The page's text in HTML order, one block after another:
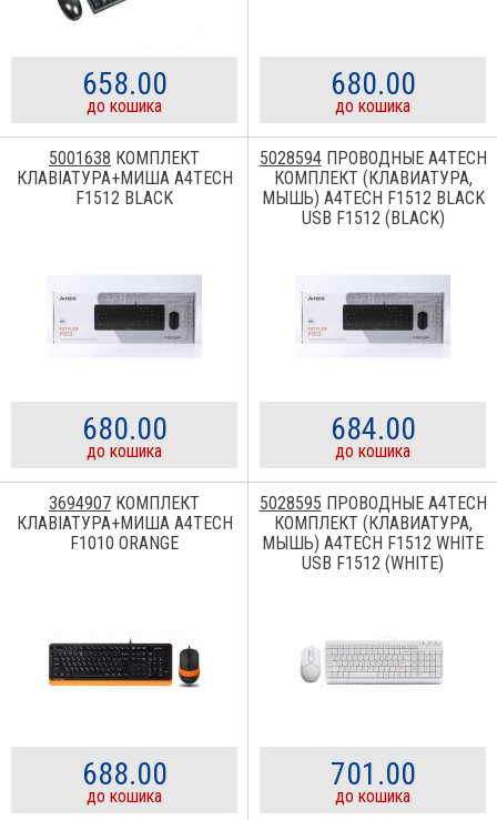
658.00
до кошика
680.00
до кошика
5001638 КОМПЛЕКТ
КЛАВІАТУРА+МИША A4TECH
F1512 BLACK
680.00
до кошика
5028594ПРОВОДНЫЕ A4TECH
КОМПЛЕКТ (КЛАВИАТУРА,
МЫШЬ) A4TECH F1512 BLACK
USB F1512 (BLACK)
684.00
до кошика
3694907 КОМПЛЕКТ
КЛАВІАТУРА+МИША A4TECH
F1010 ORANGE
688.00
до кошика
5028595 ПРОВОДНЫЕ A4TECH
КОМПЛЕКТ (КЛАВИАТУРА,
МЫШЬ) A4TECH F1512 WHITE
USB F1512 (WHITE)
701.00
до кошика